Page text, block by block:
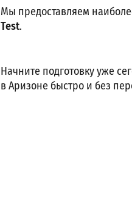
Мы предоставляем
Test.
Начните подготовку уже
в Аризоне быстро и без